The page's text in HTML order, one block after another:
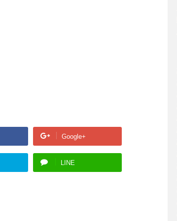
Google+
LINE